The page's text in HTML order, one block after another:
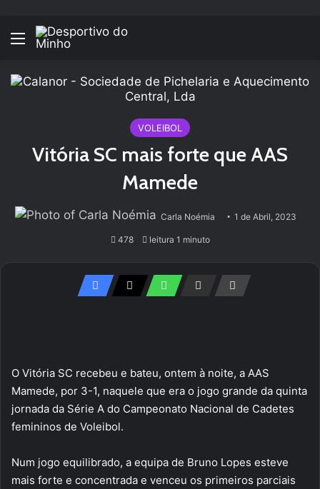
Menu
VOLEIBOL
Vitória SC mais forte que AAS
Mamede
Carla Noémia 1 de Abril, 2023
478 leitura 1 minuto
O Vitória SC recebeu e bateu, ontem à noite, a AAS
Mamede, por 3-1, naquele que era o jogo grande da quinta
jornada da Série A do Campeonato Nacional de Cadetes
femininos de Voleibol.
Num jogo equilibrado, a equipa de Bruno Lopes esteve
mais forte e concentrada e venceu os primeiros parciais